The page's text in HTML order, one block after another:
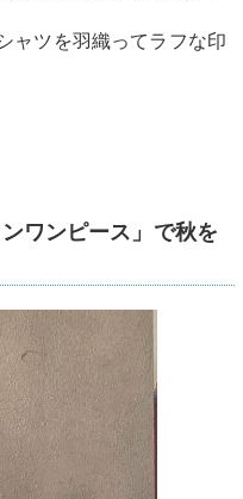
ャツを羽織ってラフな印
ワンピース」で秋を